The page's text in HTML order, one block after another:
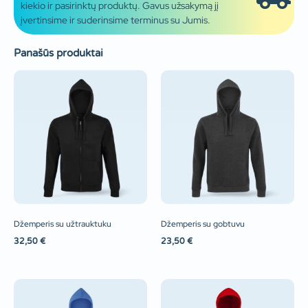
kiekio ir pasirinktų produktų. Gavus užsakymą jį
įvertinsime ir suderinsime terminus su Jumis.
Panašūs produktai
Džemperis su užtrauktuku
32,50 €
Džemperis su gobtuvu
23,50 €